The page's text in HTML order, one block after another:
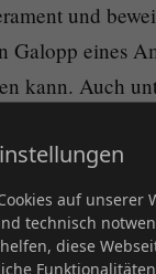
und
Galopp eines
kann. Auch
Süd Futurity
der Open und
ausgebildet
auf unserer
technisch
diese